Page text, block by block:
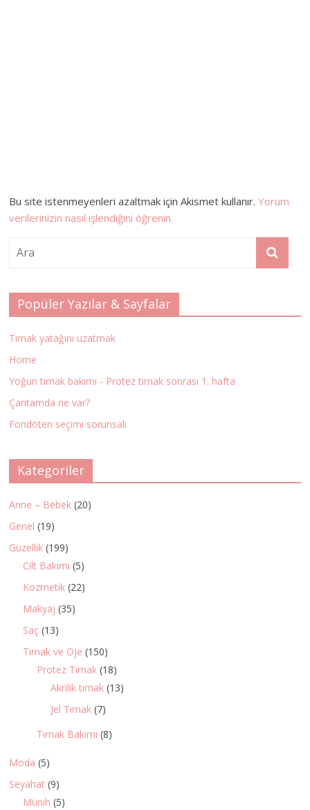
Bu site istenmeyenleri azaltmak için Akismet kullanır.Yorum
verilerinizin nasıl işlendiğini öğrenin.
Popüler Yazılar & Sayfalar
Tırnak yatağını uzatmak
Home
Yoğun tırnak bakımı - Protez tırnak sonrası 1. hafta
Çantamda ne var?
Fondöten seçimi sorunsalı
Kategoriler
Anne – Bebek (20)
Genel (19)
Güzellik (199)
Cilt Bakımı (5)
Kozmetik (22)
Makyaj (35)
Saç (13)
Tırnak ve Oje (150)
Protez Tırnak (18)
Akrilik tırnak (13)
Jel Tırnak (7)
Tırnak Bakımı (8)
Moda (5)
Seyahat (9)
Münih (5)